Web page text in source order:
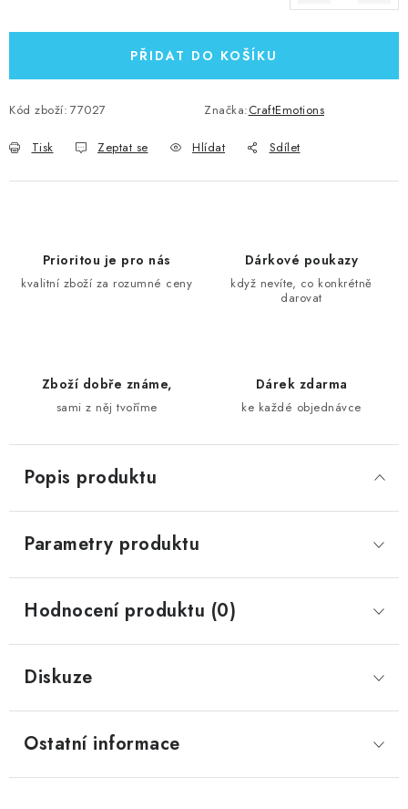
PŘIDAT DO KOŠÍKU
Kód zboží: 77027 Značka:CraftEmotions
Tisk Zeptat se Hlídat Sdílet
Prioritou je pro nás
kvalitní zboží za rozumné ceny
Dárkové poukazy
když nevíte, co konkrétně
darovat
Zboží dobře známe,
sami z něj tvoříme
Dárek zdarma
ke každé objednávce
Popis produktu
Parametry produktu
Hodnocení produktu (0)
Diskuze
Ostatní informace